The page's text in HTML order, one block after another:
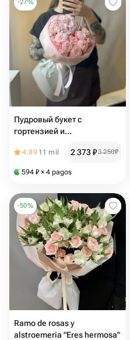
-27%
Пудровый букет с
гортензией и
4.89 11 mil 2 373₽3 250₽
594 ₽ × 4 pagos
-50%
Ramo de rosas y
alstroemeria "Eres hermosa"